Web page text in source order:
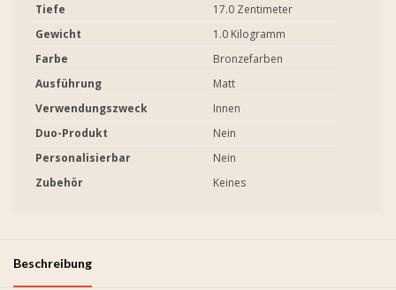
Tiefe
17.0 Zentimeter
Gewicht
1.0 Kilogramm
Farbe
Bronzefarben
Ausführung
Matt
Verwendungszweck
Innen
Duo-Produkt
Nein
Personalisierbar
Nein
Zubehör
Keines
Beschreibung